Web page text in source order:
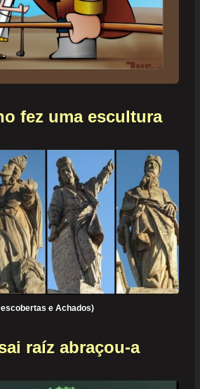
fez uma escultura
e Achados)
raíz abraçou-a